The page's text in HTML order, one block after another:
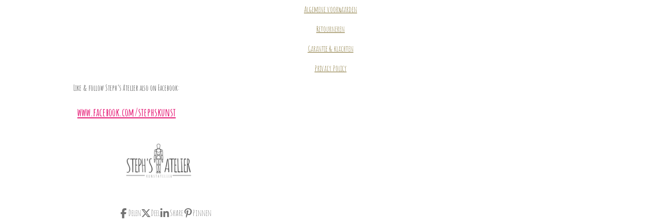
Algemene voorwaarden
Retourneren
Garantie & klachten
Privacy Policy
Like & follow Steph’s Atelier also on Facebook:
www.facebook.com/stephskunst
Delen Deel Share Pinnen